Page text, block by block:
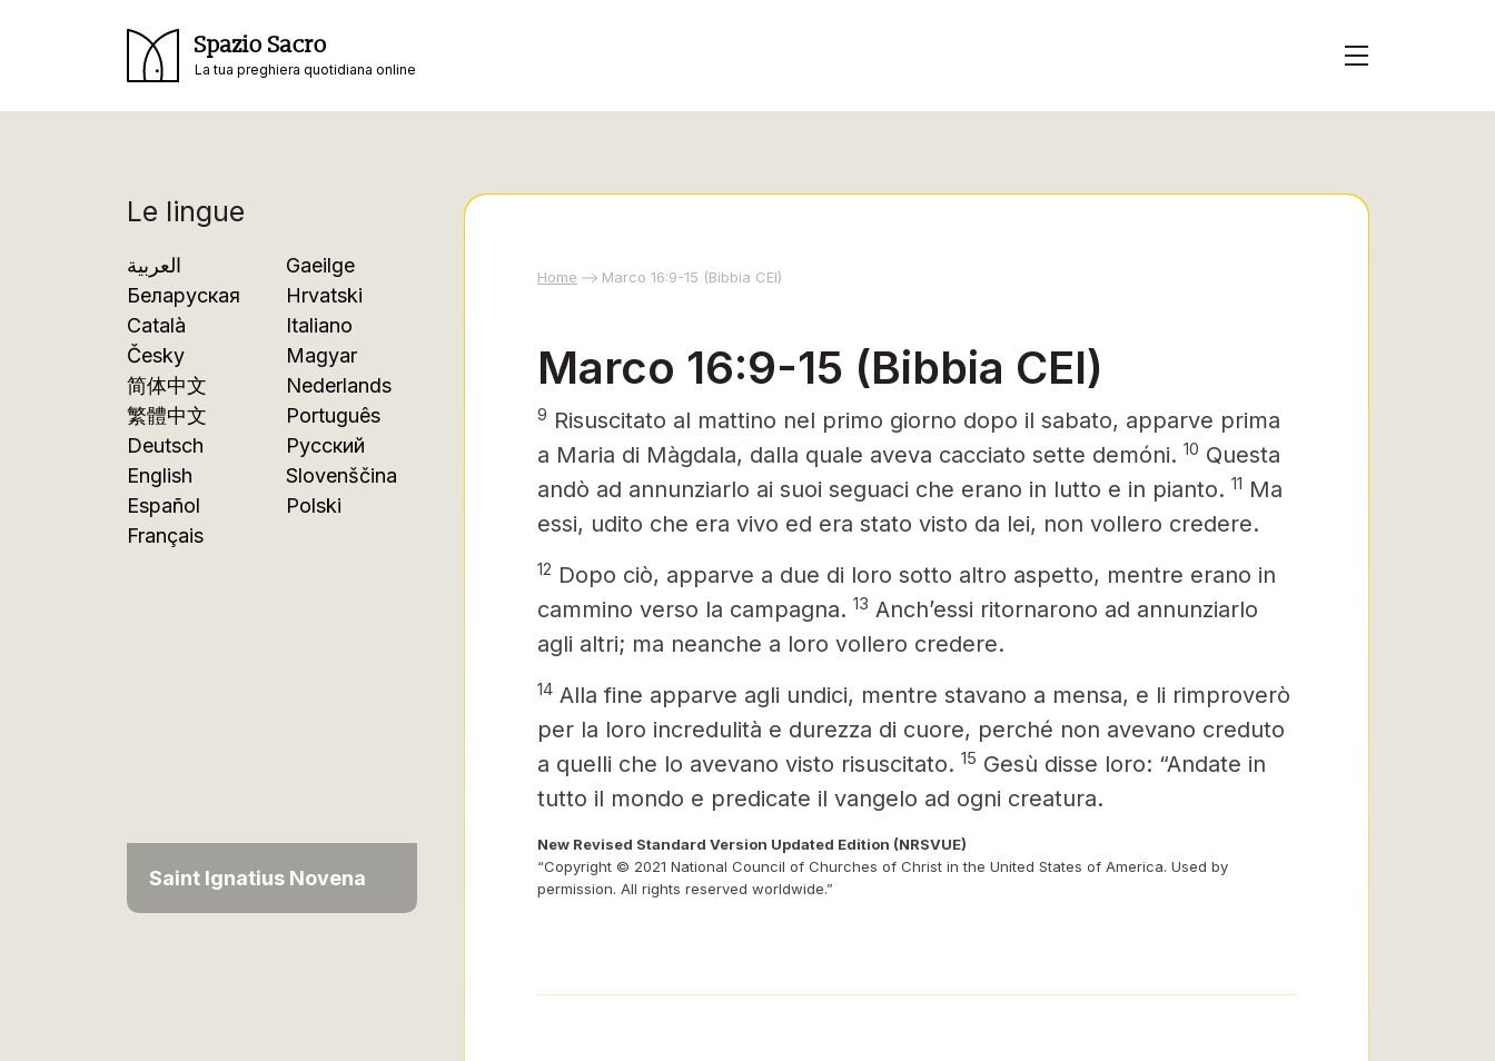
Spazio Sacro
La tua preghiera quotidiana online
Le lingue
العربية
Беларуская
Català
Česky
简体中文
繁體中文
Deutsch
English
Español
Français
Gaeilge
Hrvatski
Italiano
Magyar
Nederlands
Português
Русский
Slovenščina
Polski
Saint Ignatius Novena
Home Marco 16:9-15 (Bibbia CEI)
Marco 16:9-15 (Bibbia CEI)
9 Risuscitato al mattino nel primo giorno dopo il sabato, apparve prima
a Maria di Màgdala, dalla quale aveva cacciato sette demóni. 10 Questa
andò ad annunziarlo ai suoi seguaci che erano in lutto e in pianto. 11 Ma
essi, udito che era vivo ed era stato visto da lei, non vollero credere.
12 Dopo ciò, apparve a due di loro sotto altro aspetto, mentre erano in
cammino verso la campagna. 13 Anch’essi ritornarono ad annunziarlo
agli altri; ma neanche a loro vollero credere.
14 Alla fine apparve agli undici, mentre stavano a mensa, e li rimproverò
per la loro incredulità e durezza di cuore, perché non avevano creduto
a quelli che lo avevano visto risuscitato. 15 Gesù disse loro: “Andate in
tutto il mondo e predicate il vangelo ad ogni creatura.
New Revised Standard Version Updated Edition (NRSVUE)
“Copyright © 2021 National Council of Churches of Christ in the United States of America. Used by
permission. All rights reserved worldwide.”